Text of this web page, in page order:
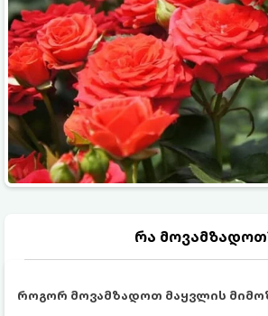
რა
როგორ მოვამზადოთ მაყვლის